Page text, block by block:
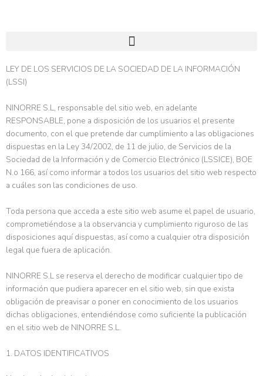
LEY DE LOS SERVICIOS DE LA SOCIEDAD DE LA INFORMACIÓN
(LSSI)
NINORRE S.L, responsable del sitio web, en adelante
RESPONSABLE, pone a disposición de los usuarios el presente
documento, con el que pretende dar cumplimiento a las obligaciones
dispuestas en la Ley 34/2002, de 11 de julio, de Servicios de la
Sociedad de la Información y de Comercio Electrónico (LSSICE), BOE
N.o 166, así como informar a todos los usuarios del sitio web respecto
a cuáles son las condiciones de uso.
Toda persona que acceda a este sitio web asume el papel de usuario,
comprometiéndose a la observancia y cumplimiento riguroso de las
disposiciones aquí dispuestas, así como a cualquier otra disposición
legal que fuera de aplicación.
NINORRE S.L se reserva el derecho de modificar cualquier tipo de
información que pudiera aparecer en el sitio web, sin que exista
obligación de preavisar o poner en conocimiento de los usuarios
dichas obligaciones, entendiéndose como suficiente la publicación
en el sitio web de NINORRE S.L.
1. DATOS IDENTIFICATIVOS